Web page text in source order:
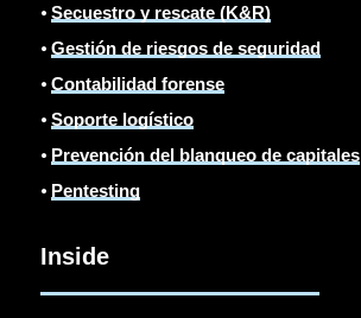
⦁Secuestro y rescate (K&R)
⦁Gestión de riesgos de seguridad
⦁Contabilidad forense
⦁Soporte logístico
⦁ Prevención del blanqueo de capitales
⦁ Pentesting
Inside